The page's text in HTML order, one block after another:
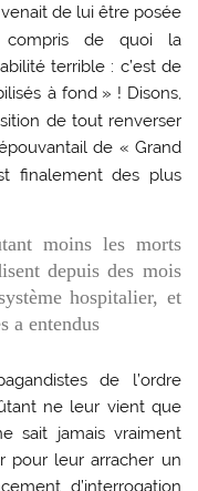
de lui être posée
compris de quoi la
terrible : c’est de
à fond » ! Disons,
de tout renverser
de « Grand
finalement des plus
moins les morts
depuis des mois
hospitalier, et
a entendus
de l’ordre
ne leur vient que
sait jamais vraiment
pour leur arracher un
d’interrogation